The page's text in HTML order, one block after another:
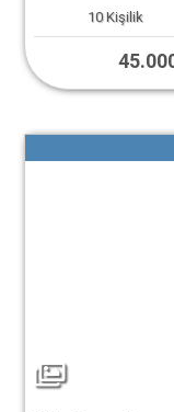
10 Kişilik